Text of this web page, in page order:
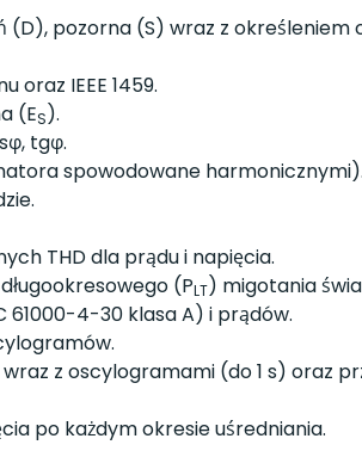
(D), pozorna (S) wraz z
oraz IEEE 1459.
(ES).
tgφ.
spowodowane harmonicznymi).
THD dla prądu i napięcia.
(PLT) migotania
61000-4-30 klasa A) i prądów.
z oscylogramami (do 1 s) oraz
po każdym okresie uśredniania.